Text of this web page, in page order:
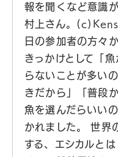
報を聞くなど意識
村上さん。
日の参加者の方々
きっかけとして「
らないことが多い
きだから」「普段
魚を選んだらいい
かれました。 世界
する、エシカルと